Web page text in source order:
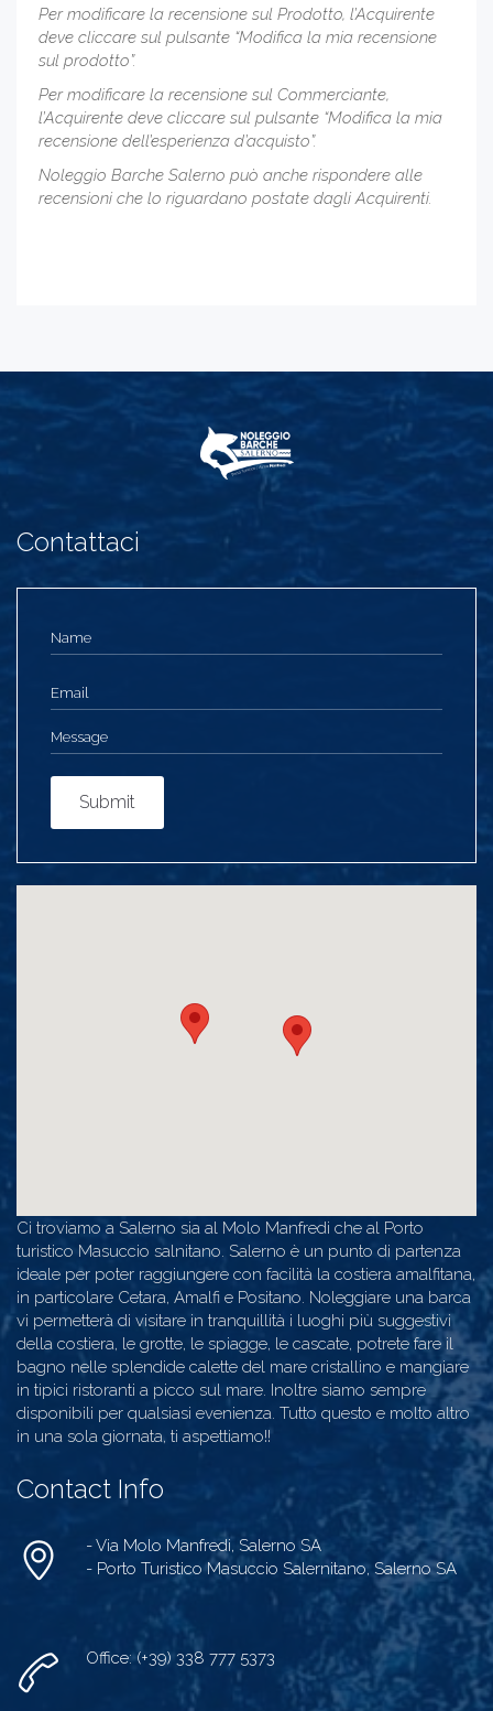
Per modificare la recensione sul Prodotto, l’Acquirente
deve cliccare sul pulsante “Modifica la mia recensione
sul prodotto”.
Per modificare la recensione sul Commerciante,
l’Acquirente deve cliccare sul pulsante “Modifica la mia
recensione dell’esperienza d’acquisto”.
Noleggio Barche Salerno può anche rispondere alle
recensioni che lo riguardano postate dagli Acquirenti.
Contattaci
Submit
Ci troviamo a Salerno sia al Molo Manfredi che al Porto
turistico Masuccio salnitano. Salerno è un punto di partenza
ideale per poter raggiungere con facilità la costiera amalfitana,
in particolare Cetara, Amalfi e Positano. Noleggiare una barca
vi permetterà di visitare in tranquillità i luoghi più suggestivi
della costiera, le grotte, le spiagge, le cascate, potrete fare il
bagno nelle splendide calette del mare cristallino e mangiare
in tipici ristoranti a picco sul mare. Inoltre siamo sempre
disponibili per qualsiasi evenienza. Tutto questo e molto altro
in una sola giornata, ti aspettiamo!!
Contact Info
- Via Molo Manfredi, Salerno SA
- Porto Turistico Masuccio Salernitano, Salerno SA
Office: (+39) 338 777 5373